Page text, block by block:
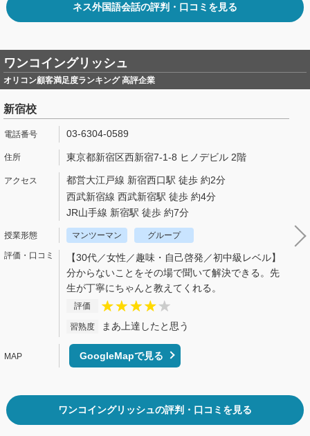
ネス外国語会話の評判・口コミを見る
ワンコイングリッシュ
オリコン顧客満足度ランキング 高評企業
新宿校
03-6304-0589
東京都新宿区西新宿7-1-8 ヒノデビル 2階
都営大江戸線 新宿西口駅 徒歩 約2分
西武新宿線 西武新宿駅 徒歩 約4分
JR山手線 新宿駅 徒歩 約7分
マンツーマン グループ
【30代／女性／趣味・自己啓発／初中級レベル】
分からないことをその場で聞いて解決できる。先
生が丁寧にちゃんと教えてくれる。
評価
習熟度 まあ上達したと思う
GoogleMapで見る
ワンコイングリッシュの評判・口コミを見る